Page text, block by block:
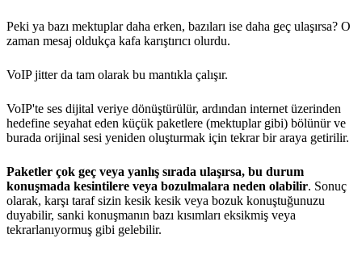
Peki ya bazı mektuplar daha erken, bazıları ise daha geç ulaşırsa? O
zaman mesaj oldukça kafa karıştırıcı olurdu.
VoIP jitter da tam olarak bu mantıkla çalışır.
VoIP'te ses dijital veriye dönüştürülür, ardından internet üzerinden
hedefine seyahat eden küçük paketlere (mektuplar gibi) bölünür ve
burada orijinal sesi yeniden oluşturmak için tekrar bir araya getirilir.
Paketler çok geç veya yanlış sırada ulaşırsa, bu durum
konuşmada kesintilere veya bozulmalara neden olabilir. Sonuç
olarak, karşı taraf sizin kesik kesik veya bozuk konuştuğunuzu
duyabilir, sanki konuşmanın bazı kısımları eksikmiş veya
tekrarlanıyormuş gibi gelebilir.